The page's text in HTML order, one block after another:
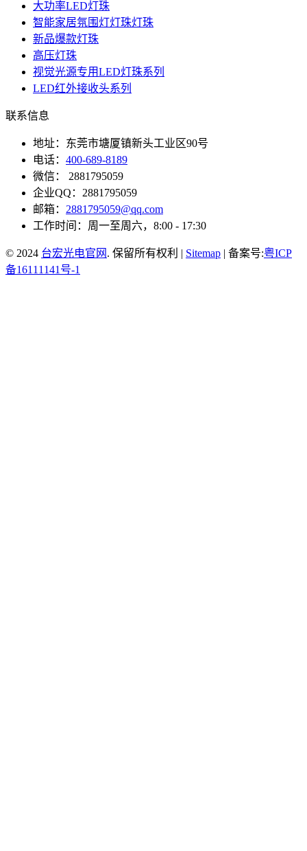
大功率LED灯珠
智能家居氛围灯灯珠灯珠
新品爆款灯珠
高压灯珠
视觉光源专用LED灯珠系列
LED红外接收头系列
联系信息
地址：东莞市塘厦镇新头工业区90号
电话： 400-689-8189
微信： 2881795059
企业QQ：2881795059
邮箱： 2881795059@qq.com
工作时间：周一至周六，8:00 - 17:30
© 2024 台宏光电官网 . 保留所有权利 | Sitemap | 备案号:粤ICP
备16111141号-1